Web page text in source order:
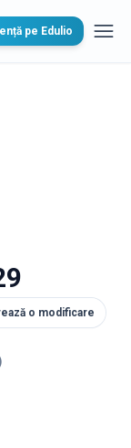
pe Edulio
o modificare